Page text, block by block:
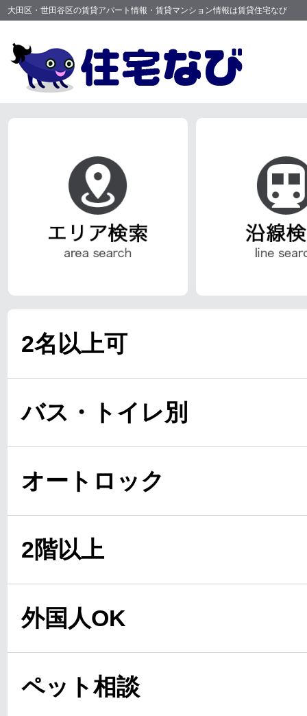
大田区・世田谷区の賃貸アパート情報・賃貸マンション情報は賃貸住宅なび
2名以上可
バス・トイレ別
オートロック
2階以上
外国人OK
ペット相談